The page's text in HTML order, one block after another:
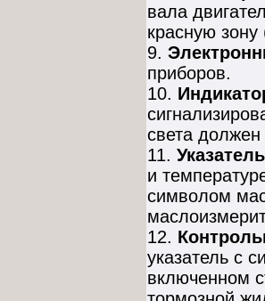
вала
красную
9.
приборов.
10.
света должен
11.
и
символом
12.
указатель с
включенном